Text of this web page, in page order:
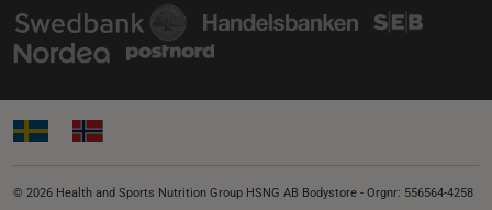
© 2026 Health and Sports Nutrition Group HSNG AB Bodystore - Orgnr: 556564-4258